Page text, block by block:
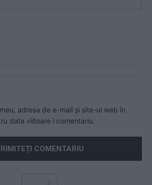
adresa de e-mail și site-ul web în
data viitoare i comentariu.